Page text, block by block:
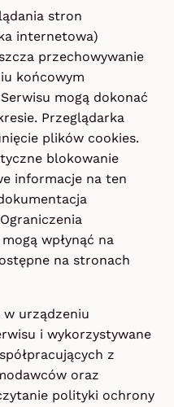
stron
internetowa)
przechowywanie
końcowym
mogą dokonać
Przeglądarka
plików cookies.
blokowanie
informacje na ten
wpłynąć na
na stronach
w urządzeniu
i wykorzystywane
z
oraz
polityki ochrony